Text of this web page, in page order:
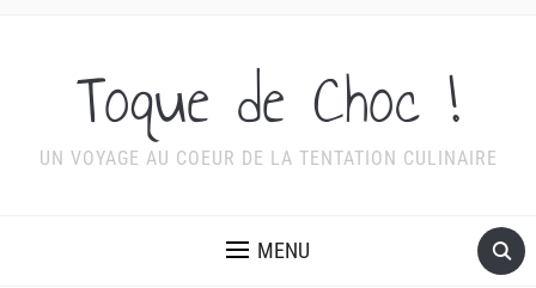
Toque de Choc !
UN VOYAGE AU COEUR DE LA TENTATION CULINAIRE
MENU